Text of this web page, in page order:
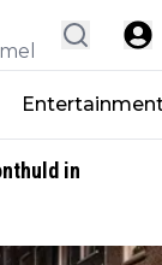
in